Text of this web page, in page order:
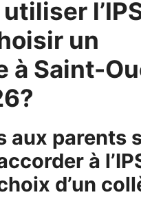
un
à Saint-
aux parents
à
d’un